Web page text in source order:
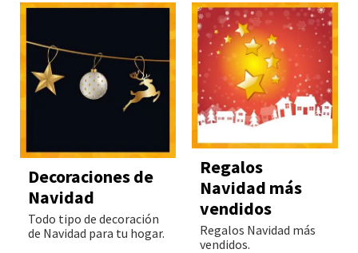
Decoraciones de
Navidad
Todo tipo de decoración
de Navidad para tu hogar.
Regalos
Navidad más
vendidos
Regalos Navidad más
vendidos.